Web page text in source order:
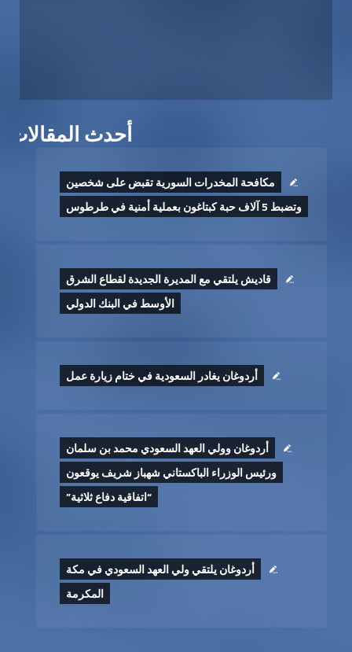
أحدث المقالات
مكافحة المخدرات السورية تقبض على شخصين
وتضبط 5 آلاف حبة كبتاغون بعملية أمنية في طرطوس
قاديش يلتقي مع المديرة الجديدة لقطاع الشرق
الأوسط في البنك الدولي
أردوغان يغادر السعودية في ختام زيارة عمل
أردوغان وولي العهد السعودي محمد بن سلمان
ورئيس الوزراء الباكستاني شهباز شريف يوقعون
“اتفاقية دفاع ثلاثية”
أردوغان يلتقي ولي العهد السعودي في مكة
المكرمة